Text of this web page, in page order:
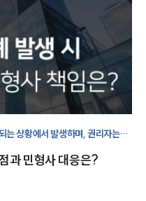
는 상황에서 발생하며, 권리자는
과 민형사 대응은?